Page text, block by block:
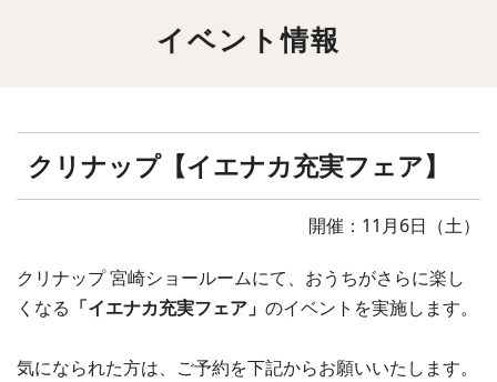
イベント情報
クリナップ【イエナカ充実フェア】
開催：11月6日（土）
クリナップ 宮崎ショールームにて、おうちがさらに楽し
くなる 「イエナカ充実フェア」 のイベントを実施します。
気になられた方は、ご予約を下記からお願いいたします。